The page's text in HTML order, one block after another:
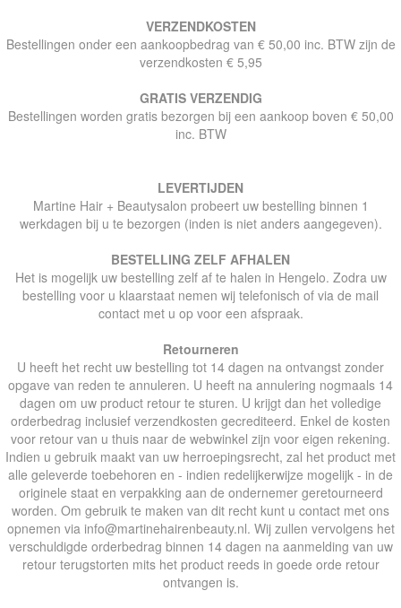
VERZENDKOSTEN
Bestellingen onder een aankoopbedrag van € 50,00 inc. BTW zijn de
verzendkosten € 5,95
GRATIS VERZENDIG
Bestellingen worden gratis bezorgen bij een aankoop boven € 50,00
inc. BTW
LEVERTIJDEN
Martine Hair + Beautysalon probeert uw bestelling binnen 1
werkdagen bij u te bezorgen (inden is niet anders aangegeven).
BESTELLING ZELF AFHALEN
Het is mogelijk uw bestelling zelf af te halen in Hengelo. Zodra uw
bestelling voor u klaarstaat nemen wij telefonisch of via de mail
contact met u op voor een afspraak.
Retourneren
U heeft het recht uw bestelling tot 14 dagen na ontvangst zonder
opgave van reden te annuleren. U heeft na annulering nogmaals 14
dagen om uw product retour te sturen. U krijgt dan het volledige
orderbedrag inclusief verzendkosten gecrediteerd. Enkel de kosten
voor retour van u thuis naar de webwinkel zijn voor eigen rekening.
Indien u gebruik maakt van uw herroepingsrecht, zal het product met
alle geleverde toebehoren en - indien redelijkerwijze mogelijk - in de
originele staat en verpakking aan de ondernemer geretourneerd
worden. Om gebruik te maken van dit recht kunt u contact met ons
opnemen via info@martinehairenbeauty.nl. Wij zullen vervolgens het
verschuldigde orderbedrag binnen 14 dagen na aanmelding van uw
retour terugstorten mits het product reeds in goede orde retour
ontvangen is.